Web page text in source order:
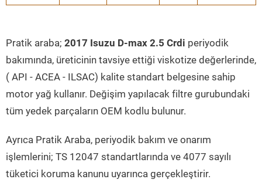
Pratik araba; 2017 Isuzu D-max 2.5 Crdi periyodik
bakımında, üreticinin tavsiye ettiği viskotize değerlerinde,
( API - ACEA - ILSAC) kalite standart belgesine sahip
motor yağ kullanır. Değişim yapılacak filtre gurubundaki
tüm yedek parçaların OEM kodlu bulunur.
Ayrıca Pratik Araba, periyodik bakım ve onarım
işlemlerini; TS 12047 standartlarında ve 4077 sayılı
tüketici koruma kanunu uyarınca gerçekleştirir.